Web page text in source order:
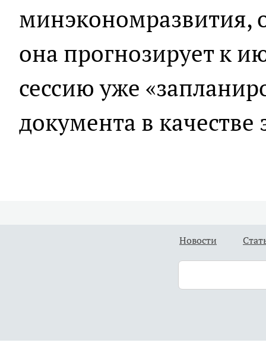
минэкономразвития,
она прогнозирует к
сессию уже
документа в качестве
Новости